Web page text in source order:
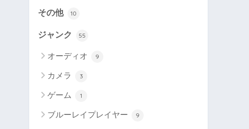
その他 10
ジャンク 55
オーディオ 9
カメラ 3
ゲーム 1
ブルーレイプレイヤー 9